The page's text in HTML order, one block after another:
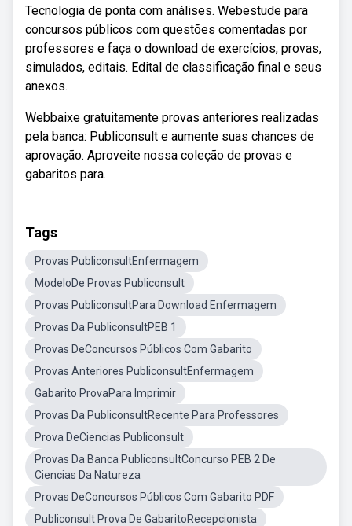
Tecnologia de ponta com análises. Webestude para
concursos públicos com questões comentadas por
professores e faça o download de exercícios, provas,
simulados, editais. Edital de classificação final e seus
anexos.
Webbaixe gratuitamente provas anteriores realizadas
pela banca: Publiconsult e aumente suas chances de
aprovação. Aproveite nossa coleção de provas e
gabaritos para.
Tags
Provas PubliconsultEnfermagem
ModeloDe Provas Publiconsult
Provas PubliconsultPara Download Enfermagem
Provas Da PubliconsultPEB 1
Provas DeConcursos Públicos Com Gabarito
Provas Anteriores PubliconsultEnfermagem
Gabarito ProvaPara Imprimir
Provas Da PubliconsultRecente Para Professores
Prova DeCiencias Publiconsult
Provas Da Banca PubliconsultConcurso PEB 2 De
Ciencias Da Natureza
Provas DeConcursos Públicos Com Gabarito PDF
Publiconsult Prova De GabaritoRecepcionista